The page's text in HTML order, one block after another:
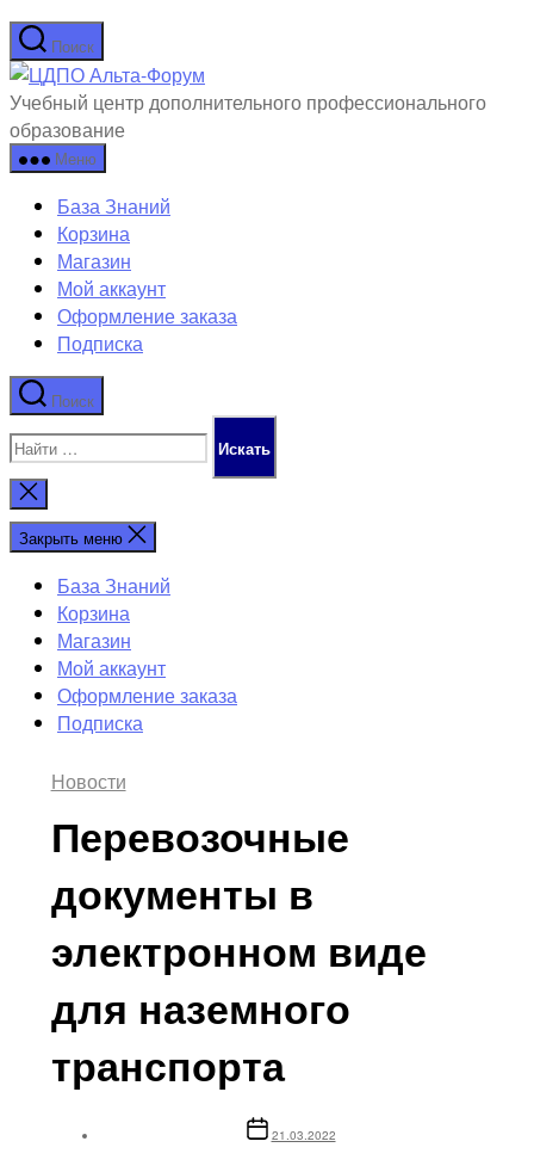
Перейти
содержимому
Поиск
Альта-
Учебный центр дополнительного профессионального
образование
Меню
База Знаний
Корзина
Магазин
Мой аккаунт
Оформление заказа
Подписка
Поиск
Поиск:
Закрыть
поиск
Закрыть меню
База Знаний
Корзина
Магазин
Мой аккаунт
Оформление заказа
Подписка
Новости
Перевозочные
документы в
электронном виде
для наземного
транспорта
Дата
записи21.03.2022